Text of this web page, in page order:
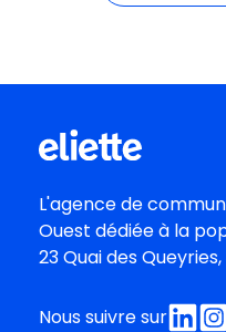
L'agence de
Ouest dédiée à la
23 Quai des
Nous suivre sur